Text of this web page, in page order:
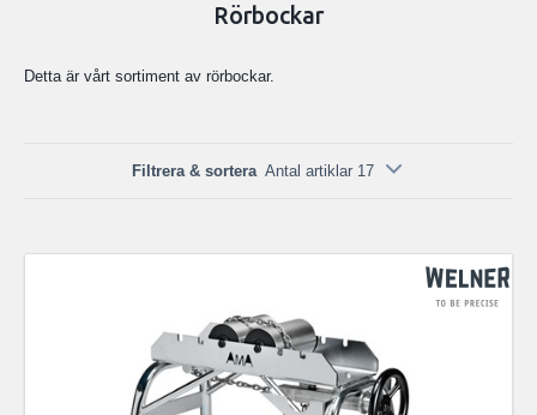
Rörbockar
Detta är vårt sortiment av rörbockar.
Filtrera & sortera Antal artiklar 17